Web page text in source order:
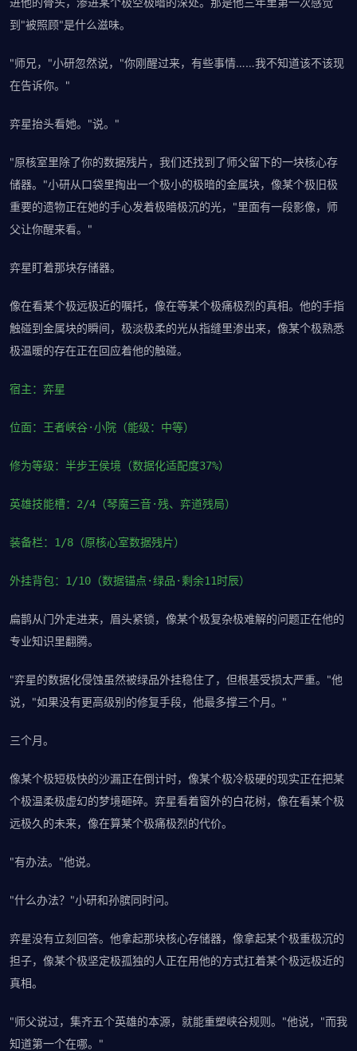
到"被照顾"是什么滋味。
"师兄，"小研忽然说，"你刚醒过来，有些事情……我不知道该不该现
在告诉你。"
弈星抬头看她。"说。"
"原核室里除了你的数据残片，我们还找到了师父留下的一块核心存
储器。"小研从口袋里掏出一个极小的极暗的金属块，像某个极旧极
重要的遗物正在她的手心发着极暗极沉的光，"里面有一段影像，师
父让你醒来看。"
弈星盯着那块存储器。
像在看某个极远极近的嘱托，像在等某个极痛极烈的真相。他的手指
触碰到金属块的瞬间，极淡极柔的光从指缝里渗出来，像某个极熟悉
极温暖的存在正在回应着他的触碰。
宿主：弈星
位面：王者峡谷·小院（能级：中等）
修为等级：半步王侯境（数据化适配度37%）
英雄技能槽：2/4（琴魔三音·残、弈道残局）
装备栏：1/8（原核心室数据残片）
外挂背包：1/10（数据锚点·绿品·剩余11时辰）
扁鹊从门外走进来，眉头紧锁，像某个极复杂极难解的问题正在他的
专业知识里翻腾。
"弈星的数据化侵蚀虽然被绿品外挂稳住了，但根基受损太严重。"他
说，"如果没有更高级别的修复手段，他最多撑三个月。"
三个月。
像某个极短极快的沙漏正在倒计时，像某个极冷极硬的现实正在把某
个极温柔极虚幻的梦境砸碎。弈星看着窗外的白花树，像在看某个极
远极久的未来，像在算某个极痛极烈的代价。
"有办法。"他说。
"什么办法？"小研和孙膑同时问。
弈星没有立刻回答。他拿起那块核心存储器，像拿起某个极重极沉的
担子，像某个极坚定极孤独的人正在用他的方式扛着某个极远极近的
真相。
"师父说过，集齐五个英雄的本源，就能重塑峡谷规则。"他说，"而我
知道第一个在哪。"